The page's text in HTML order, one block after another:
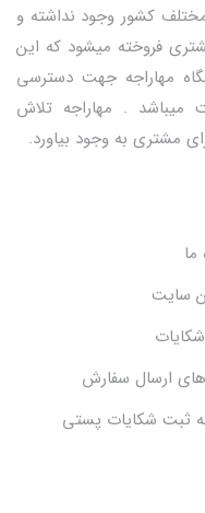
کشور وجود نداشته و
فروخته میشود که این
مهاراجه جهت دسترسی
میباشد . مهاراجه تلاش
مشتری به وجود بیاورد.
ما
سایت
ارسال سفارش
ثبت شکایات پستی